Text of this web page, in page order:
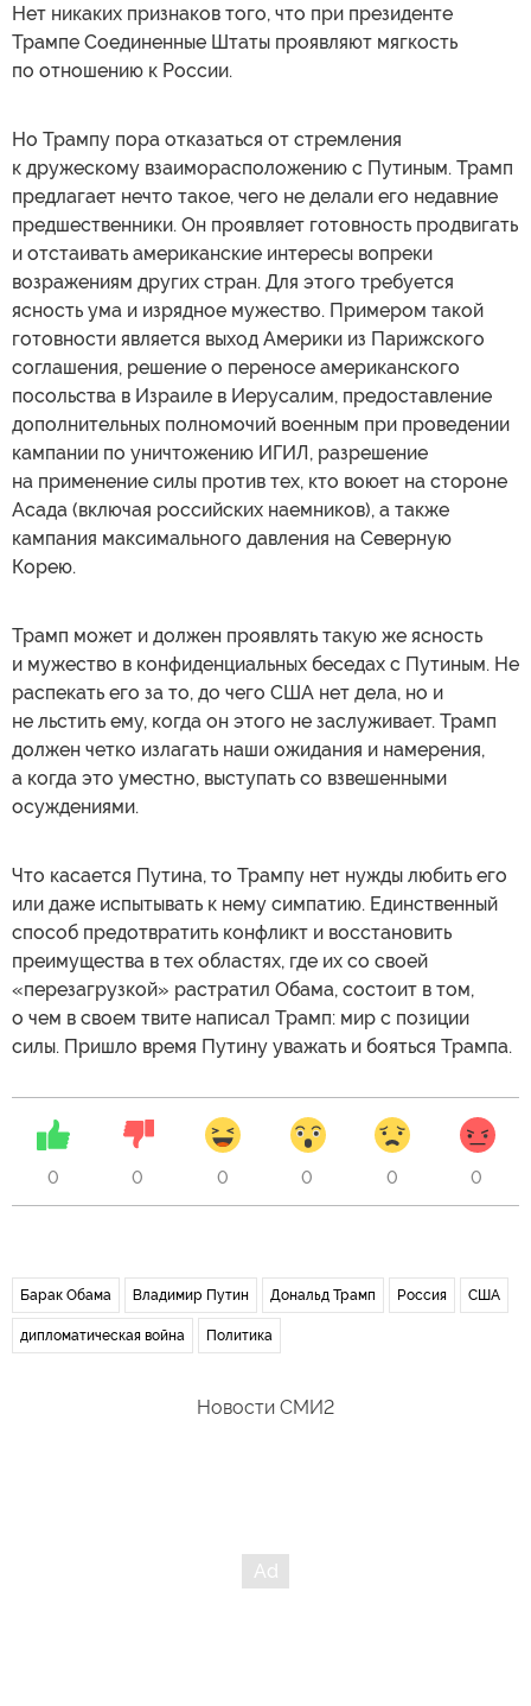
Нет никаких признаков того, что при президенте
Трампе Соединенные Штаты проявляют мягкость
по отношению к России.
Но Трампу пора отказаться от стремления
к дружескому взаиморасположению с Путиным. Трамп
предлагает нечто такое, чего не делали его недавние
предшественники. Он проявляет готовность продвигать
и отстаивать американские интересы вопреки
возражениям других стран. Для этого требуется
ясность ума и изрядное мужество. Примером такой
готовности является выход Америки из Парижского
соглашения, решение о переносе американского
посольства в Израиле в Иерусалим, предоставление
дополнительных полномочий военным при проведении
кампании по уничтожению ИГИЛ, разрешение
на применение силы против тех, кто воюет на стороне
Асада (включая российских наемников), а также
кампания максимального давления на Северную
Корею.
Трамп может и должен проявлять такую же ясность
и мужество в конфиденциальных беседах с Путиным. Не
распекать его за то, до чего США нет дела, но и
не льстить ему, когда он этого не заслуживает. Трамп
должен четко излагать наши ожидания и намерения,
а когда это уместно, выступать со взвешенными
осуждениями.
Что касается Путина, то Трампу нет нужды любить его
или даже испытывать к нему симпатию. Единственный
способ предотвратить конфликт и восстановить
преимущества в тех областях, где их со своей
«перезагрузкой» растратил Обама, состоит в том,
о чем в своем твите написал Трамп: мир с позиции
силы. Пришло время Путину уважать и бояться Трампа.
0 0 0 0 0 0
Барак Обама Владимир Путин Дональд Трамп Россия США
дипломатическая война Политика
Новости СМИ2